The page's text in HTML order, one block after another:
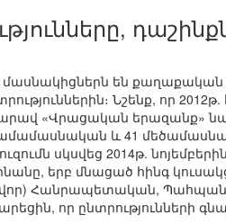
են քաղաքական
Նշենք, որ
«Վրացական երազանք»
և 41
սկսվեց 2014թ.
երբ մնացած հինգ
Հանրապետական,
որ ընտրությունների